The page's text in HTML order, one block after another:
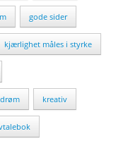
gode sider
kjærlighet måles i styrke
kreativ